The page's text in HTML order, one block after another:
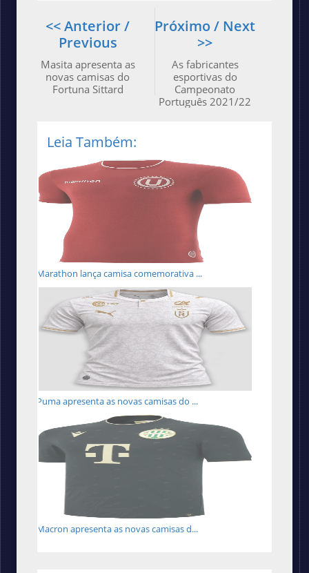
Próximo / Next
>>
As fabricantes
esportivas do
Campeonato
Português 2021/22
<< Anterior /
Previous
Masita apresenta as
novas camisas do
Fortuna Sittard
Leia Também:
Marathon lança camisa comemorativa ...
Puma apresenta as novas camisas do ...
Macron apresenta as novas camisas d...